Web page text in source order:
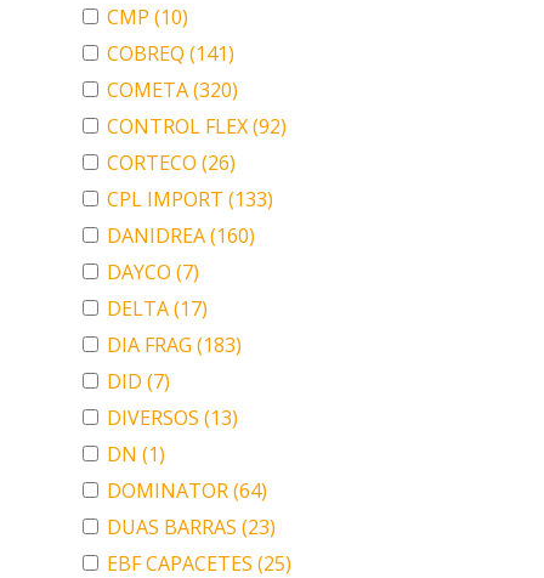
CMP (10)
COBREQ (141)
COMETA(320)
CONTROL FLEX(92)
CORTECO (26)
CPL IMPORT (133)
DANIDREA(160)
DAYCO (7)
DELTA(17)
DIA FRAG (183)
DID (7)
DIVERSOS (13)
DN (1)
DOMINATOR(64)
DUAS BARRAS (23)
EBF CAPACETES (25)